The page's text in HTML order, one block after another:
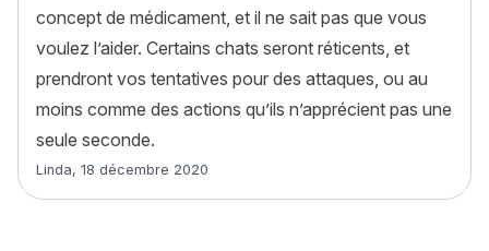
concept de médicament, et il ne sait pas que vous
voulez l’aider. Certains chats seront réticents, et
prendront vos tentatives pour des attaques, ou au
moins comme des actions qu’ils n’apprécient pas une
seule seconde.
Article rédigé par
Linda, 18 décembre 2020